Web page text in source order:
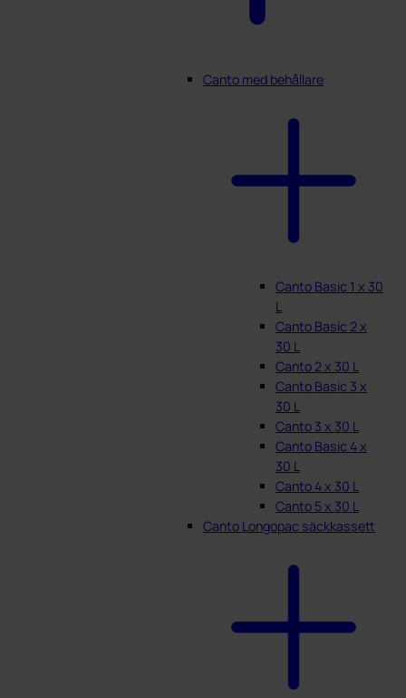
Canto med behållare
Canto Basic 1 x 30
L
Canto Basic 2 x
30 L
Canto 2 x 30 L
Canto Basic 3 x
30 L
Canto 3 x 30 L
Canto Basic 4 x
30 L
Canto 4 x 30 L
Canto 5 x 30 L
Canto Longopac säckkassett